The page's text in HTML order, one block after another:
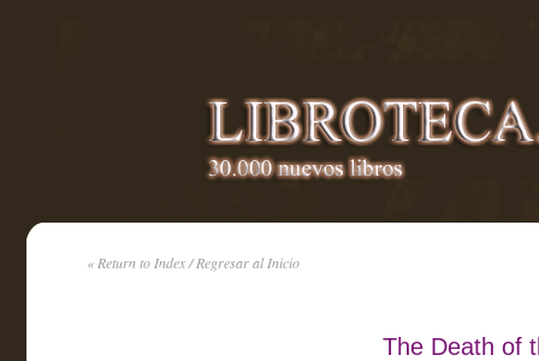
« Return to Index / Regresar al Inicio
The Death of